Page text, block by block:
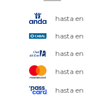
hasta en
hasta en
hasta en
hasta en
hasta en